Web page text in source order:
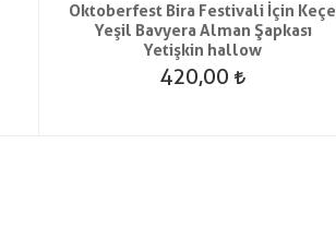
Oktoberfest Bira Festivali İçin Keçe
Yeşil Bavyera Alman Şapkası
Yetişkin hallow
420,00